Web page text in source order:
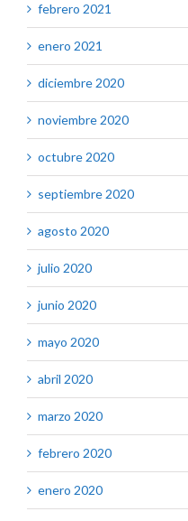
febrero 2021
enero 2021
diciembre 2020
noviembre 2020
octubre 2020
septiembre 2020
agosto 2020
julio 2020
junio 2020
mayo 2020
abril 2020
marzo 2020
febrero 2020
enero 2020